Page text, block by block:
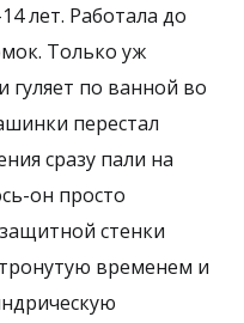
лет. Работала до
Только уж
гуляет по ванной во
перестал
сразу пали на
он просто
стенки
временем и